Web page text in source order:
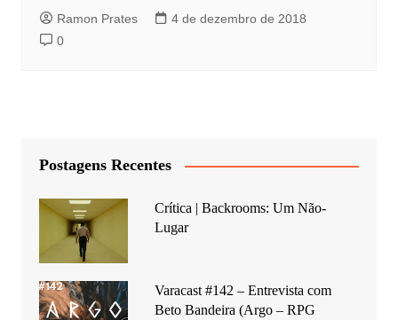
Ramon Prates
4 de dezembro de 2018
0
Postagens Recentes
Crítica | Backrooms: Um Não-
Lugar
Varacast #142 – Entrevista com
Beto Bandeira (Argo – RPG